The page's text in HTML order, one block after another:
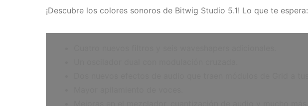
¡Descubre los colores sonoros de Bitwig Studio 5.1! Lo que te espera: